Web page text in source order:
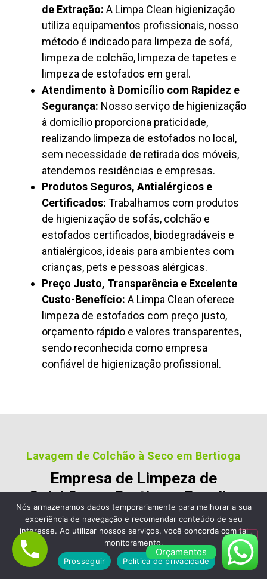
de Extração: A Limpa Clean higienização
utiliza equipamentos profissionais, nosso
método é indicado para limpeza de sofá,
limpeza de colchão, limpeza de tapetes e
limpeza de estofados em geral.
Atendimento à Domicílio com Rapidez e
Segurança: Nosso serviço de higienização
à domicílio proporciona praticidade,
realizando limpeza de estofados no local,
sem necessidade de retirada dos móveis,
atendemos residências e empresas.
Produtos Seguros, Antialérgicos e
Certificados: Trabalhamos com produtos
de higienização de sofás, colchão e
estofados certificados, biodegradáveis e
antialérgicos, ideais para ambientes com
crianças, pets e pessoas alérgicas.
Preço Justo, Transparência e Excelente
Custo-Benefício: A Limpa Clean oferece
limpeza de estofados com preço justo,
orçamento rápido e valores transparentes,
sendo reconhecida como empresa
confiável de higienização profissional.
Lavagem de Colchão à Seco em Bertioga
Empresa de Limpeza de
Colchão em Bertioga, Escolha
a Limpa Clean Limpeza de
Estofados e Sofá
Nossos clientes são fiéis pois gostara dos nossos
serviços e nos recomendam, veja alguns desses
Orçamentos
Nós armazenamos dados temporariamente para melhorar a sua
experiência de navegação e recomendar conteúdo de seu
interesse. Ao utilizar nossos serviços, você concorda com tal
monitoramento.
Prosseguir
Política de privacidade